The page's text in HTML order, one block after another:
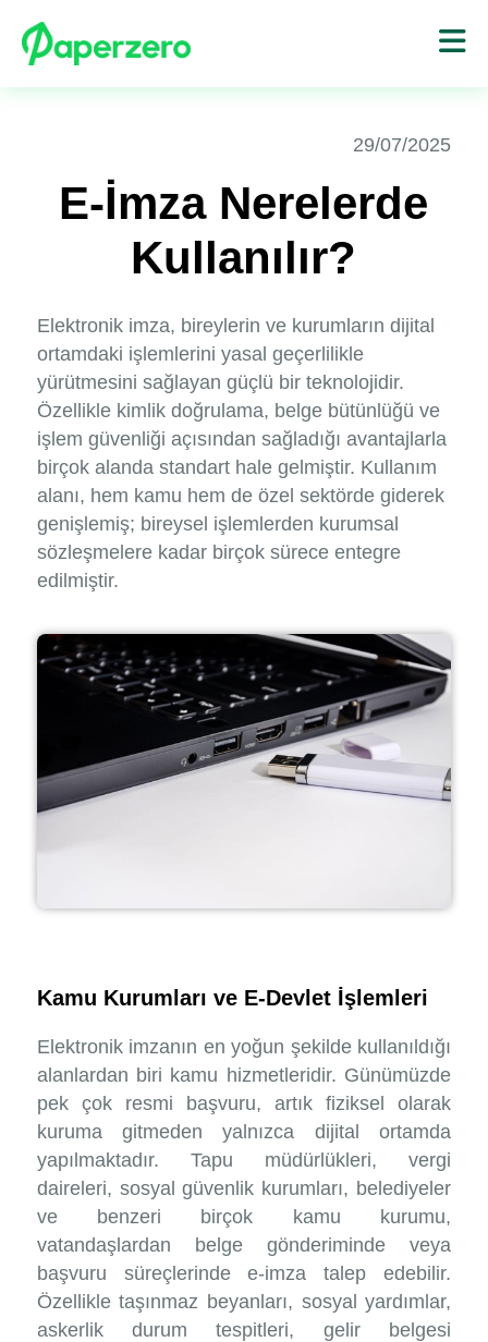
29/07/2025
E-İmza Nerelerde
Kullanılır?
Elektronik imza, bireylerin ve kurumların dijital
ortamdaki işlemlerini yasal geçerlilikle
yürütmesini sağlayan güçlü bir teknolojidir.
Özellikle kimlik doğrulama, belge bütünlüğü ve
işlem güvenliği açısından sağladığı avantajlarla
birçok alanda standart hale gelmiştir. Kullanım
alanı, hem kamu hem de özel sektörde giderek
genişlemiş; bireysel işlemlerden kurumsal
sözleşmelere kadar birçok sürece entegre
edilmiştir.
Kamu Kurumları ve E-Devlet İşlemleri
Elektronik imzanın en yoğun şekilde kullanıldığı
alanlardan biri kamu hizmetleridir. Günümüzde
pek çok resmi başvuru, artık fiziksel olarak
kuruma gitmeden yalnızca dijital ortamda
yapılmaktadır. Tapu müdürlükleri, vergi
daireleri, sosyal güvenlik kurumları, belediyeler
ve benzeri birçok kamu kurumu,
vatandaşlardan belge gönderiminde veya
başvuru süreçlerinde e-imza talep edebilir.
Özellikle taşınmaz beyanları, sosyal yardımlar,
askerlik durum tespitleri, gelir belgesi